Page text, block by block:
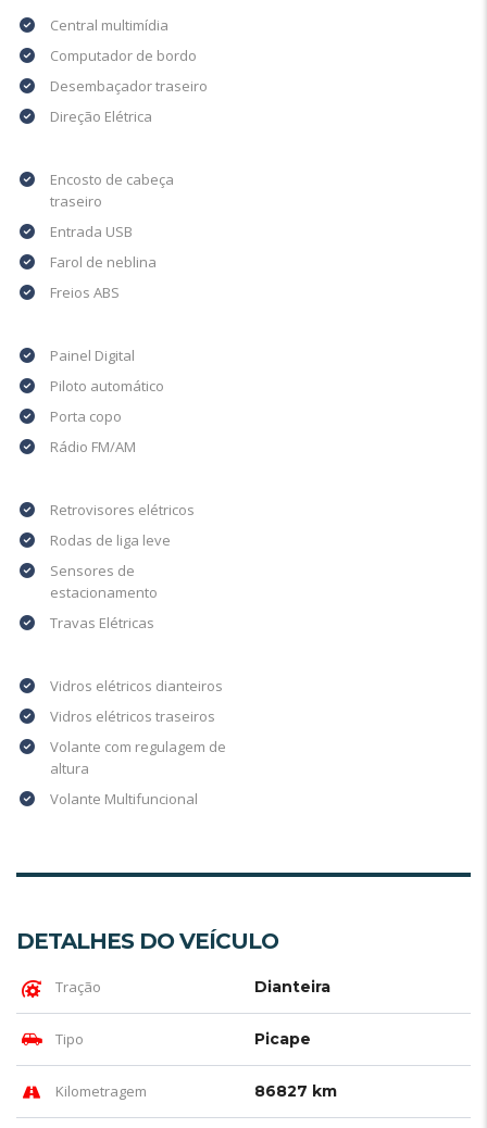
Central multimídia
Computador de bordo
Desembaçador traseiro
Direção Elétrica
Encosto de cabeça
traseiro
Entrada USB
Farol de neblina
Freios ABS
Painel Digital
Piloto automático
Porta copo
Rádio FM/AM
Retrovisores elétricos
Rodas de liga leve
Sensores de
estacionamento
Travas Elétricas
Vidros elétricos dianteiros
Vidros elétricos traseiros
Volante com regulagem de
altura
Volante Multifuncional
DETALHES DO VEÍCULO
Tração Dianteira
Tipo Picape
Kilometragem 86827 km